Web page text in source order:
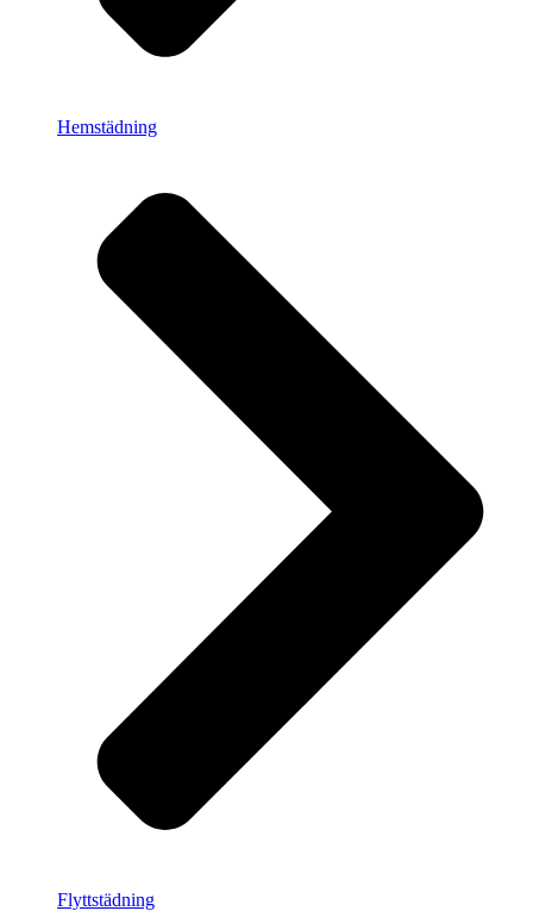
Hemstädning
Flyttstädning